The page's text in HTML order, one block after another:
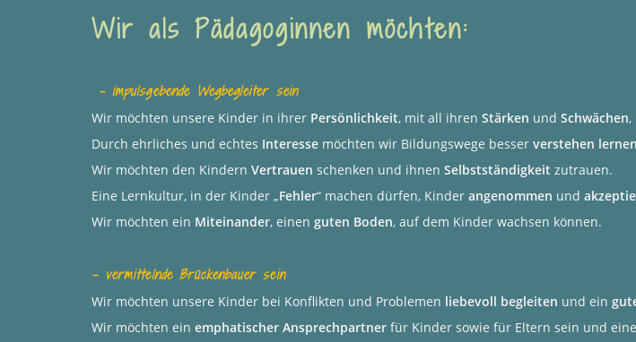
Wir alsPädagoginnen möchten:
- impulsgebende Wegbegleiter sein
Wir möchten unsere Kinder in ihrer Persönlichkeit, mit all ihren Stärken und Schwächen,
Durch ehrliches und echtes Interesse möchten wir Bildungswege besser verstehen lernen
Wir möchten den Kindern Vertrauen schenken und ihnen Selbstständigkeit zutrauen.
Eine Lernkultur, in der Kinder „Fehler“ machen dürfen, Kinder angenommen und
Wir möchten ein Miteinander, einen guten Boden, auf dem Kinder wachsen können.
- vermittelnde Brückenbauer sein
Wir möchten unsere Kinder bei Konflikten und Problemen liebevoll begleiten und ein
Wir möchten ein emphatischer Ansprechpartner für Kinder sowie für Eltern sein und